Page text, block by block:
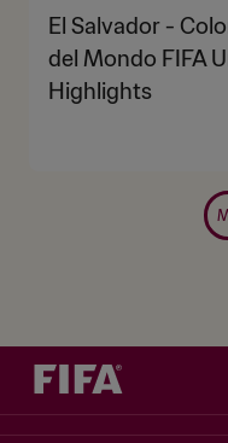
El Salvador -
del Mondo FIFA
Highlights